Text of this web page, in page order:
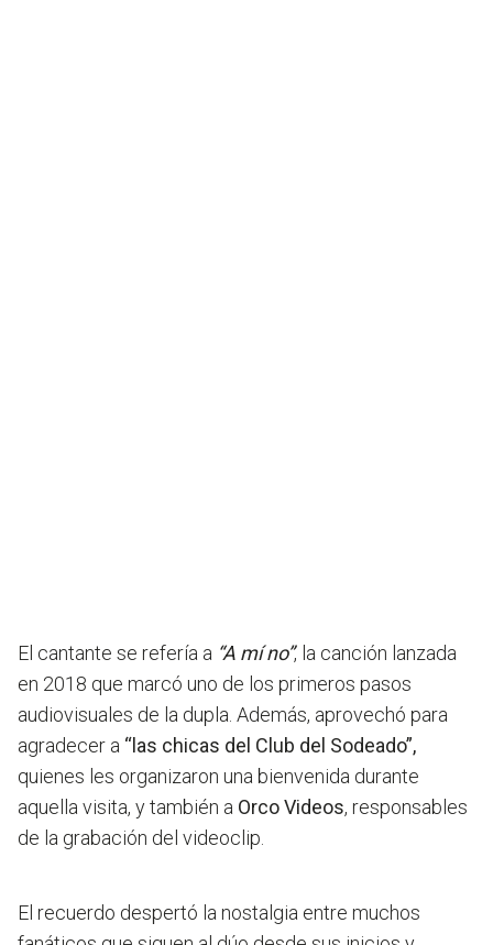
El cantante se refería a “A mí no”, la canción lanzada
en 2018 que marcó uno de los primeros pasos
audiovisuales de la dupla. Además, aprovechó para
agradecer a “las chicas del Club del Sodeado”,
quienes les organizaron una bienvenida durante
aquella visita, y también a Orco Videos, responsables
de la grabación del videoclip.
El recuerdo despertó la nostalgia entre muchos